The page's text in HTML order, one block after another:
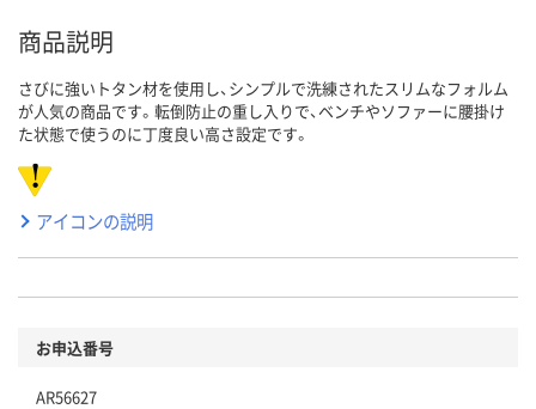
商品説明
さびに強いトタン材を使用し、シンプルで洗練されたスリムなフォルム
が人気の商品です。転倒防止の重し入りで、ベンチやソファーに腰掛け
た状態で使うのに丁度良い高さ設定です。
アイコンの説明
お申込番号
AR56627